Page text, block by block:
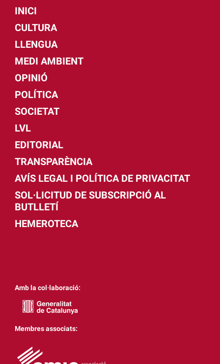
INICI
CULTURA
LLENGUA
MEDI AMBIENT
OPINIÓ
POLÍTICA
SOCIETAT
LVL
EDITORIAL
TRANSPARÈNCIA
AVÍS LEGAL I POLÍTICA DE PRIVACITAT
SOL·LICITUD DE SUBSCRIPCIÓ AL
BUTLLETÍ
HEMEROTECA
Amb la col·laboració:
Membres associats: